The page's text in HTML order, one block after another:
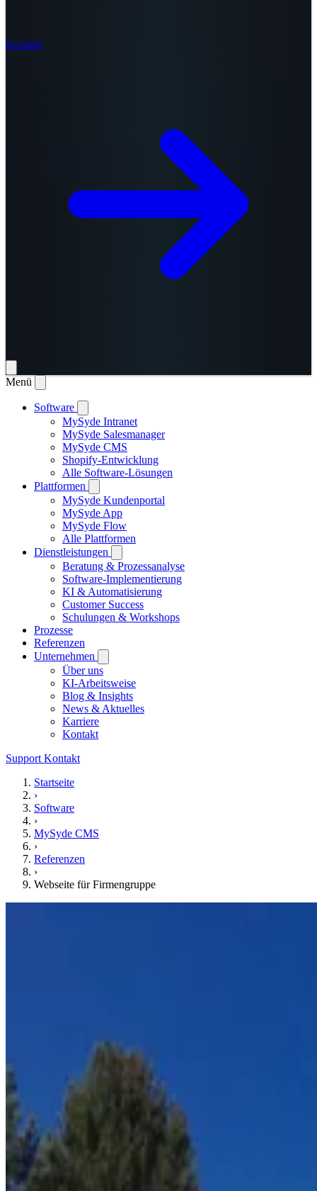
Kontakt
Menü
Software
MySyde Intranet
MySyde Salesmanager
MySyde CMS
Shopify-Entwicklung
Alle Software-Lösungen
Plattformen
MySyde Kundenportal
MySyde App
MySyde Flow
Alle Plattformen
Dienstleistungen
Beratung & Prozessanalyse
Software-Implementierung
KI & Automatisierung
Customer Success
Schulungen & Workshops
Prozesse
Referenzen
Unternehmen
Über uns
KI-Arbeitsweise
Blog & Insights
News & Aktuelles
Karriere
Kontakt
Support Kontakt
Startseite
›
Software
›
MySyde CMS
›
Referenzen
›
Webseite für Firmengruppe